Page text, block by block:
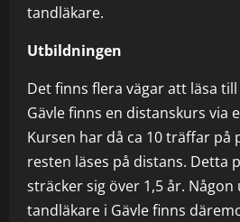
tandläkare.
Utbildningen
Det finns flera vägar att läsa
Gävle finns en distanskurs via
Kursen har då ca 10 träffar på
resten läses på distans. Detta
sträcker sig över 1,5 år.
tandläkare i Gävle finns